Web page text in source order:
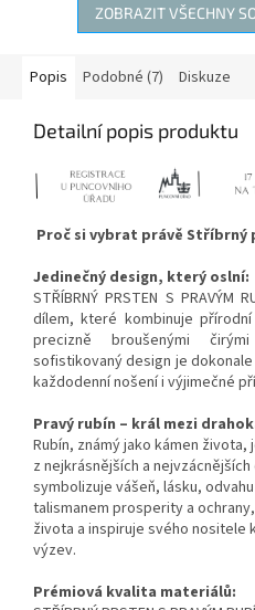
ZOBRAZIT VŠECHNY
Popis Podobné (7) Diskuze
Detailní popis produktu
Proč si vybrat právě Stříbrný
Jedinečný design, který oslní:
STŘÍBRNÝ PRSTEN S PRAVÝM
dílem, které kombinuje
precizně broušenými
sofistikovaný design je
každodenní nošení i výjimečné
Pravý rubín – král mezi
Rubín, známý jako kámen
z nejkrásnějších a
symbolizuje vášeň, lásku,
talismanem prosperity a
života a inspiruje svého nositele
výzev.
Prémiová kvalita materiálů: